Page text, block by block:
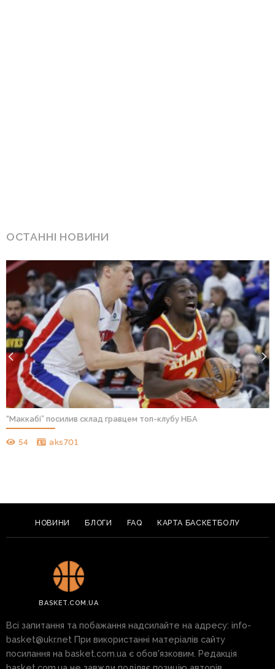
ОСТАННІ НОВИНИ
“Маккабі” посилив склад гравцем топ-клубу НБА
54 aks701
НОВИНИ БЛОГИ FAQ КАРТА БАСКЕТБОЛУ
BASKET.COM.UA
Всі запитання та побажання надсилайте на адресу: info-
basket@ukr.netПри використанні матеріалів сайту
посилання на basket.com.ua є обов'язковим. Редакція